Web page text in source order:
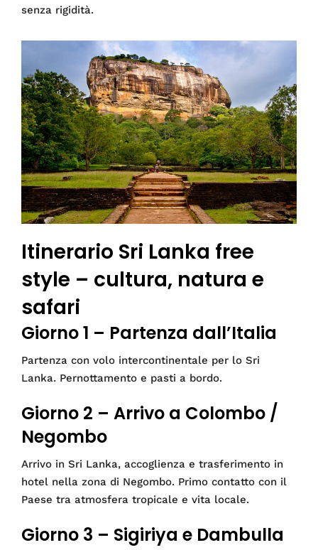
senza rigidità.
Itinerario Sri Lanka free
style – cultura, natura e
safari
Giorno 1 – Partenza dall’Italia
Partenza con volo intercontinentale per lo Sri
Lanka. Pernottamento e pasti a bordo.
Giorno 2 – Arrivo a Colombo /
Negombo
Arrivo in Sri Lanka, accoglienza e trasferimento in
hotel nella zona di Negombo. Primo contatto con il
Paese tra atmosfera tropicale e vita locale.
Giorno 3 – Sigiriya e Dambulla